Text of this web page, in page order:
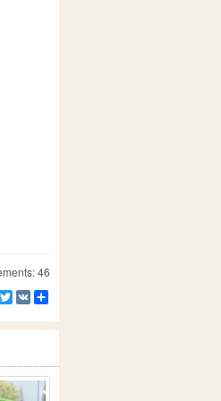
46
Twitter
VK